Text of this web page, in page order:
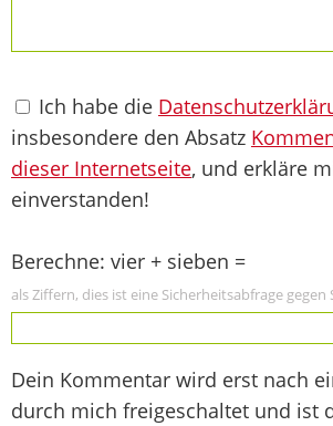
Ich habe die
insbesondere den Absatz
dieser Internetseite, und erkläre
einverstanden!
Berechne: vier + sieben =
als Ziffern, dies ist eine Sicherheitsabfrage gegen
Dein Kommentar wird erst nach
durch mich freigeschaltet und ist